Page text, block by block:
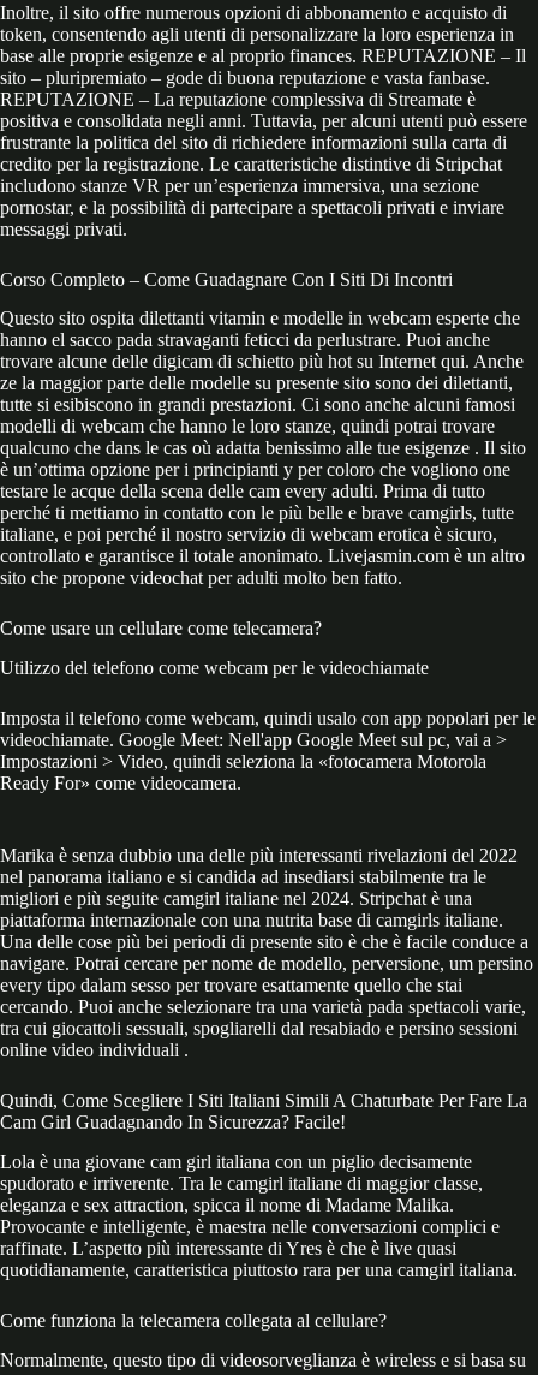
Inoltre, il sito offre numerous opzioni di abbonamento e acquisto di
token, consentendo agli utenti di personalizzare la loro esperienza in
base alle proprie esigenze e al proprio finances. REPUTAZIONE – Il
sito – pluripremiato – gode di buona reputazione e vasta fanbase.
REPUTAZIONE – La reputazione complessiva di Streamate è
positiva e consolidata negli anni. Tuttavia, per alcuni utenti può essere
frustrante la politica del sito di richiedere informazioni sulla carta di
credito per la registrazione. Le caratteristiche distintive di Stripchat
includono stanze VR per un’esperienza immersiva, una sezione
pornostar, e la possibilità di partecipare a spettacoli privati e inviare
messaggi privati.
Corso Completo – Come Guadagnare Con I Siti Di Incontri
Questo sito ospita dilettanti vitamin e modelle in webcam esperte che
hanno el sacco pada stravaganti feticci da perlustrare. Puoi anche
trovare alcune delle digicam di schietto più hot su Internet qui. Anche
ze la maggior parte delle modelle su presente sito sono dei dilettanti,
tutte si esibiscono in grandi prestazioni. Ci sono anche alcuni famosi
modelli di webcam che hanno le loro stanze, quindi potrai trovare
qualcuno che dans le cas où adatta benissimo alle tue esigenze . Il sito
è un’ottima opzione per i principianti y per coloro che vogliono one
testare le acque della scena delle cam every adulti. Prima di tutto
perché ti mettiamo in contatto con le più belle e brave camgirls, tutte
italiane, e poi perché il nostro servizio di webcam erotica è sicuro,
controllato e garantisce il totale anonimato. Livejasmin.com è un altro
sito che propone videochat per adulti molto ben fatto.
Come usare un cellulare come telecamera?
Utilizzo del telefono come webcam per le videochiamate
Imposta il telefono come webcam, quindi usalo con app popolari per le
videochiamate. Google Meet: Nell'app Google Meet sul pc, vai a >
Impostazioni > Video, quindi seleziona la «fotocamera Motorola
Ready For» come videocamera.
Marika è senza dubbio una delle più interessanti rivelazioni del 2022
nel panorama italiano e si candida ad insediarsi stabilmente tra le
migliori e più seguite camgirl italiane nel 2024. Stripchat è una
piattaforma internazionale con una nutrita base di camgirls italiane.
Una delle cose più bei periodi di presente sito è che è facile conduce a
navigare. Potrai cercare per nome de modello, perversione, um persino
every tipo dalam sesso per trovare esattamente quello che stai
cercando. Puoi anche selezionare tra una varietà pada spettacoli varie,
tra cui giocattoli sessuali, spogliarelli dal resabiado e persino sessioni
online video individuali .
Quindi, Come Scegliere I Siti Italiani Simili A Chaturbate Per Fare La
Cam Girl Guadagnando In Sicurezza? Facile!
Lola è una giovane cam girl italiana con un piglio decisamente
spudorato e irriverente. Tra le camgirl italiane di maggior classe,
eleganza e sex attraction, spicca il nome di Madame Malika.
Provocante e intelligente, è maestra nelle conversazioni complici e
raffinate. L’aspetto più interessante di Yres è che è live quasi
quotidianamente, caratteristica piuttosto rara per una camgirl italiana.
Come funziona la telecamera collegata al cellulare?
Normalmente, questo tipo di videosorveglianza è wireless e si basa su